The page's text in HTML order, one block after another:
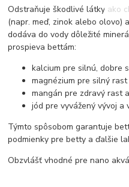
Odstraňuje škodlivé látky ako
(napr. meď, zinok alebo olovo)
dodáva do vody dôležité
prospieva bettám:
kalcium pre silnú, dobre
magnézium pre silný
mangán pre zdravý rast
jód pre vyvážený vývoj a
Týmto spôsobom garantuje
podmienky pre betty a ďalšie
Obzvlášť vhodné pre nano